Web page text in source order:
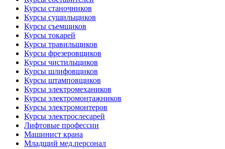
Курсы станочников
Курсы сушильщиков
Курсы съемщиков
Курсы токарей
Курсы травильщиков
Курсы фрезеровщиков
Курсы чистильщиков
Курсы шлифовщиков
Курсы штамповщиков
Курсы электромехаников
Курсы электромонтажников
Курсы электромонтеров
Курсы электрослесарей
Лифтовые профессии
Машинист крана
Младщий мед.персонал